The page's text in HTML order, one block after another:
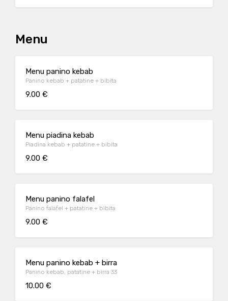
Menu
Menu panino kebab
Panino kebab + patatine + bibita
9.00 €
Menu piadina kebab
Piadina kebab + patatine + bibita
9.00 €
Menu panino falafel
Panino falafel + patatine + bibita
9.00 €
Menu panino kebab + birra
Panino kebab, patatine + birra 33
10.00 €